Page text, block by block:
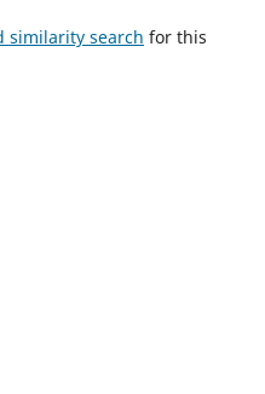
similarity search for this